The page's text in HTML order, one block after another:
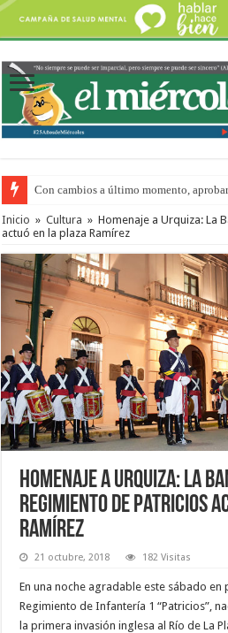
Con cambios a último momento,
Inicio » Cultura » Homenaje a Urquiza: La
actuó en la plaza Ramírez
Homenaje a Urquiza: La
Regimiento de Patricios
Ramírez
21 octubre, 2018 182 Visitas
En una noche agradable este sábado en
Regimiento de Infantería 1 “Patricios”,
la primera invasión inglesa al Río de La